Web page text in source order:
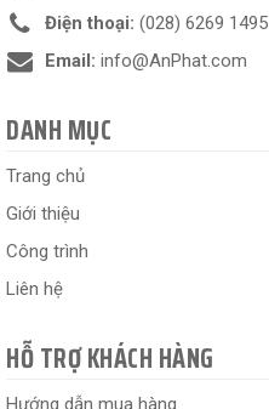
Điện thoại: (028) 6269 1495
Email: info@AnPhat.com
DANH MỤC
Trang chủ
Giới thiệu
Công trình
Liên hệ
HỖ TRỢ KHÁCH HÀNG
Hướng dẫn mua hàng